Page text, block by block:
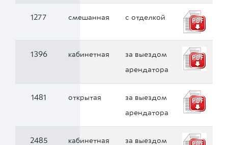
1277 смешанная с отделкой
1396 кабинетная
за выездом
арендатора
1481 открытая
за выездом
арендатора
2485 кабинетная
за выездом